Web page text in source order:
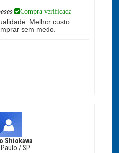
Compra verificada
Melhor custo
sem medo.
Shiokawa
/ SP